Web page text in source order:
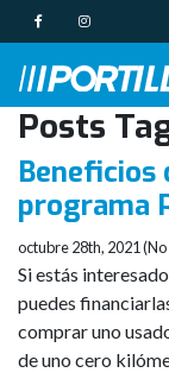
Posts
Beneficios
programa
octubre 28th, 2021
Si estás
puedes
comprar uno
de uno cero